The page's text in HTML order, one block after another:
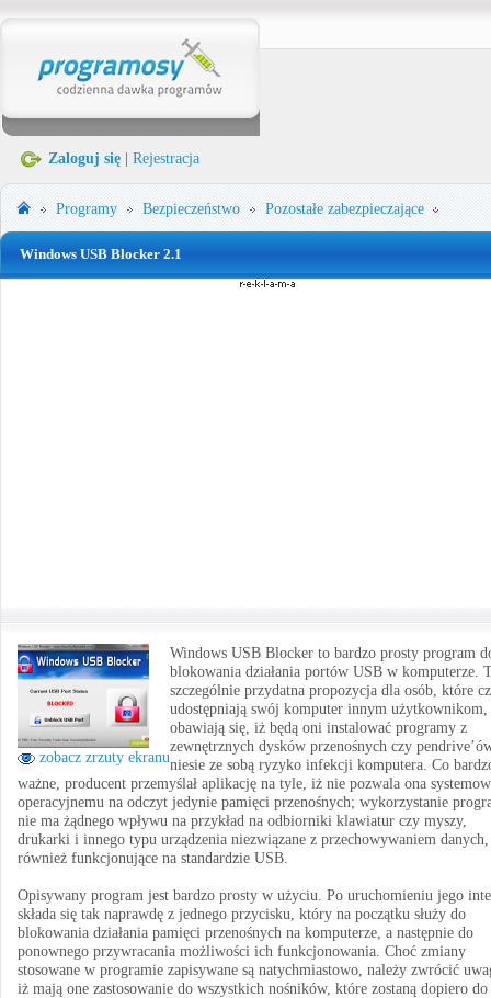
Zaloguj się Rejestracja
Programy Bezpieczeństwo Pozostałe zabezpieczające
Windows USB Blocker 2.1
zobacz zrzuty ekranu
Windows USB Blocker to bardzo prosty program
blokowania działania portów USB w komputerze.
szczególnie przydatna propozycja dla osób, które
udostępniają swój komputer innym użytkownikom,
obawiają się, iż będą oni instalować programy z
zewnętrznych dysków przenośnych czy
niesie ze sobą ryzyko infekcji komputera. Co
ważne, producent przemyślał aplikację na tyle, iż nie pozwala ona
operacyjnemu na odczyt jedynie pamięci przenośnych; wykorzystanie
nie ma żądnego wpływu na przykład na odbiorniki klawiatur czy myszy,
drukarki i innego typu urządzenia niezwiązane z przechowywaniem danych,
również funkcjonujące na standardzie USB.
Opisywany program jest bardzo prosty w użyciu. Po uruchomieniu jego
składa się tak naprawdę z jednego przycisku, który na początku służy do
blokowania działania pamięci przenośnych na komputerze, a następnie do
ponownego przywracania możliwości ich funkcjonowania. Choć zmiany
stosowane w programie zapisywane są natychmiastowo, należy zwrócić
iż mają one zastosowanie do wszystkich nośników, które zostaną dopiero do